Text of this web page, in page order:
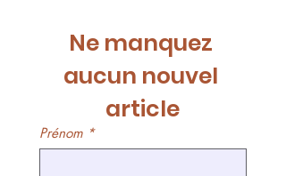
Ne manquez
aucun nouvel
article
Prénom *